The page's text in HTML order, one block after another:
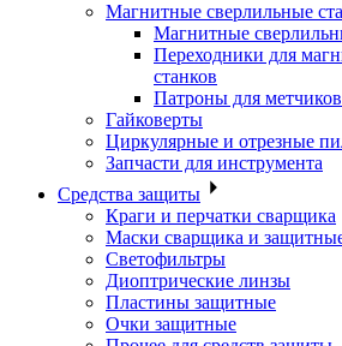
Магнитные сверлильные
Магнитные
Переходники для
станков
Патроны для
Гайковерты
Циркулярные и отрезные
Запчасти для инструмента
Средства защиты
Краги и перчатки сварщика
Маски сварщика и
Светофильтры
Диоптрические линзы
Пластины защитные
Очки защитные